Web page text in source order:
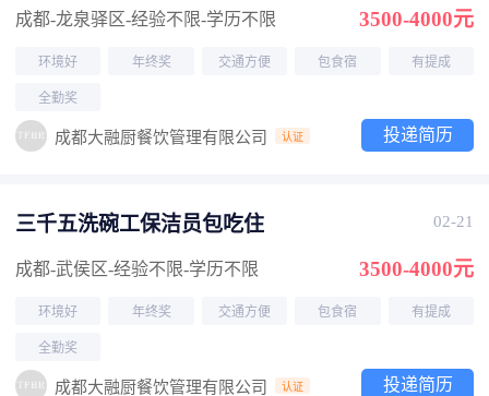
成都-龙泉驿区-经验不限-学历不限 3500-4000元
环境好 年终奖 交通方便 包食宿 有提成
全勤奖
成都大融厨餐饮管理有限公司 认证 投递简历
三千五洗碗工保洁员包吃住 02-21
成都-武侯区-经验不限-学历不限 3500-4000元
环境好 年终奖 交通方便 包食宿 有提成
全勤奖
成都大融厨餐饮管理有限公司 认证 投递简历